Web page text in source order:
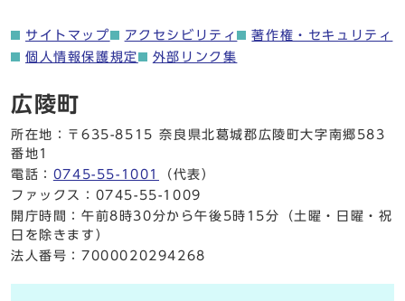
サイトマップ アクセシビリティ
著作権・セキュリティ
個人情報保護規定
外部リンク集
広陵町
所在地：〒635-8515 奈良県北葛城郡広陵町大字南郷583
番地1
電話： 0745-55-1001
（代表）
ファックス：0745-55-1009
開庁時間：午前8時30分から午後5時15分（土曜・日曜・祝
日を除きます）
法人番号：7000020294268